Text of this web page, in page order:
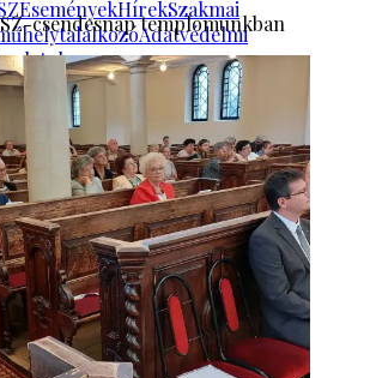
EseményekHírekSzakmai
Adatvédelmi
csendesnap templomunkban